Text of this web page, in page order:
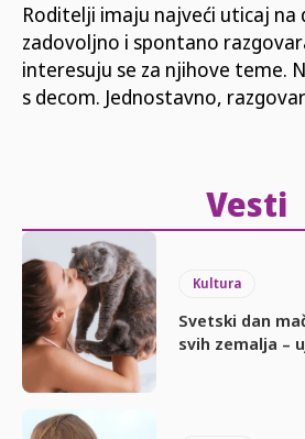
Roditelji imaju najveći uticaj na
zadovoljno i spontano
interesuju se za njihove teme.
s decom. Jednostavno,
Vesti
Kultura
Svetski dan
svih zemalja –